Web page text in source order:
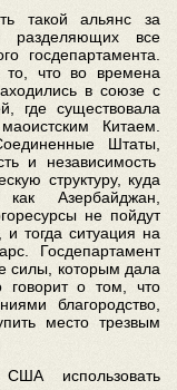
такой альянс за
разделяющих все
госдепартамента.
что во времена
в союзе с
где существовала
Китаем.
Штаты,
и независимость
структуру, куда
Азербайджан,
не пойдут
тогда ситуация на
Госдепартамент
силы, которым дала
говорит о том, что
благородство,
место трезвым
использовать